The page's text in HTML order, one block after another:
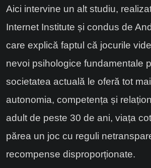
Aici intervine un alt studiu,
Internet Institute și condus de
care explică faptul că jocurile
nevoi psihologice fundamentale
societatea actuală le oferă tot
autonomia, competența și
adult de peste 30 de ani, viața
părea un joc cu reguli
recompense disproporționate.